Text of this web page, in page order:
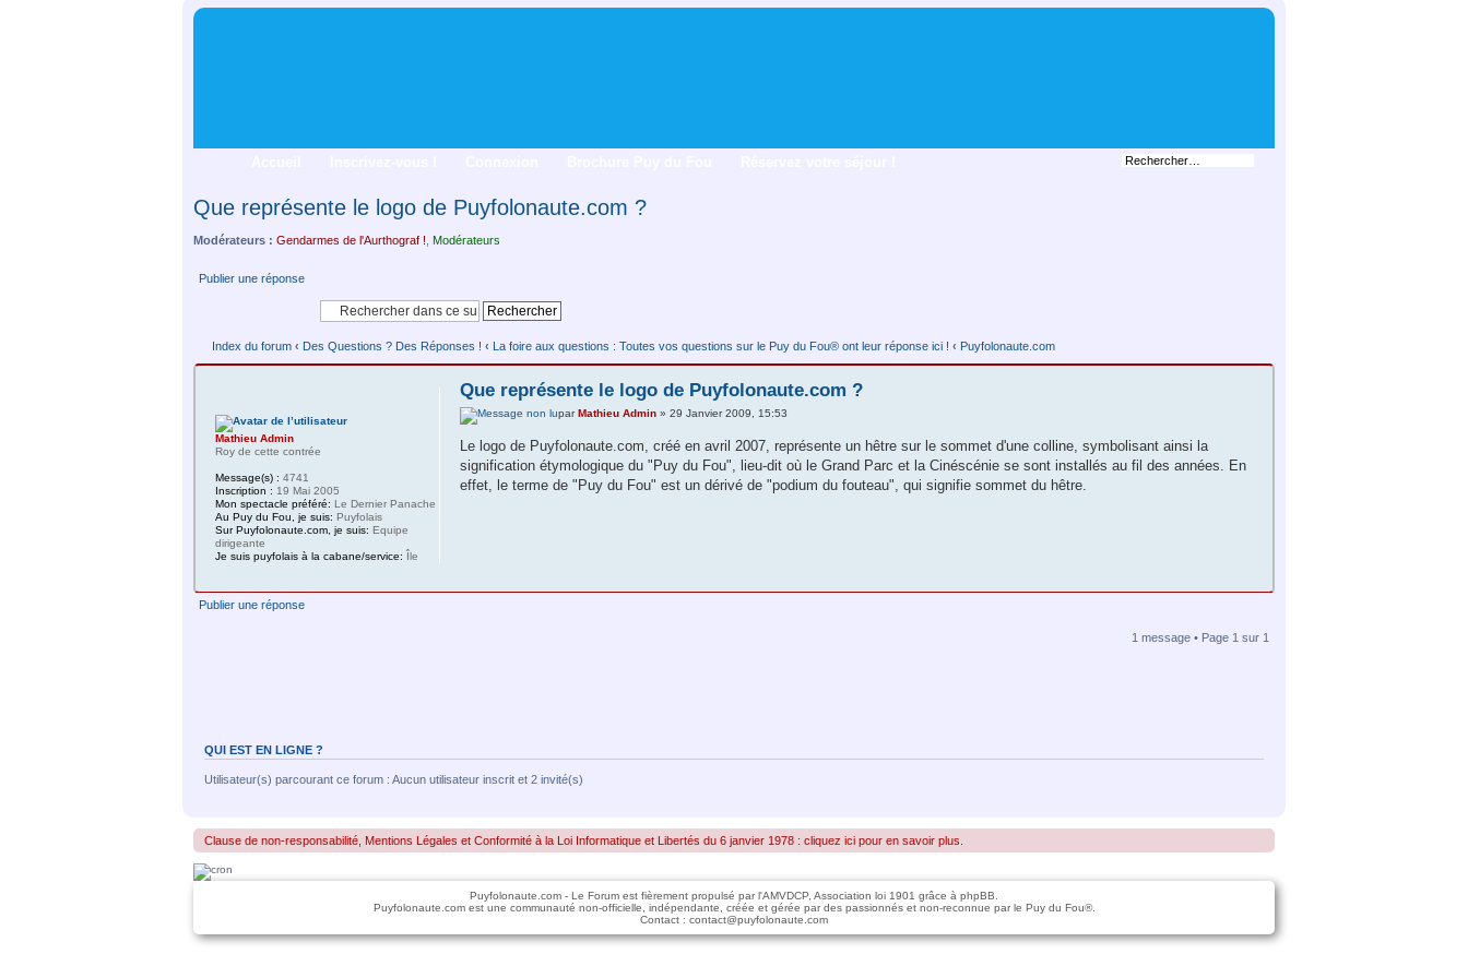
Que représente le logo de Puyfolonaute.com ?
Modérateurs : Gendarmes de l'Aurthograf ! Modérateurs
Publier une réponse
Index du forum ‹ Des Questions ? Des Réponses ! ‹ La foire aux questions : Toutes vos questions sur le Puy du Fou® ont leur réponse ici ! ‹ Puyfolonaute.com
Que représente le logo de Puyfolonaute.com ?
par Mathieu Admin» 29 Janvier 2009, 15:53
Le logo de Puyfolonaute.com, créé en avril 2007, représente un hêtre sur le sommet d'une colline, symbolisant ainsi la
signification étymologique du "Puy du Fou", lieu-dit où le Grand Parc et la Cinéscénie se sont installés au fil des années. En
effet, le terme de "Puy du Fou" est un dérivé de "podium du fouteau", qui signifie sommet du hêtre.
Mathieu Admin
Roy de cette contrée
Message(s) : 4741
Inscription : 19 Mai 2005
Mon spectacle préféré: Le Dernier Panache
Au Puy du Fou, je suis: Puyfolais
Sur Puyfolonaute.com, je suis: Equipe
dirigeante
Je suis puyfolais à la cabane/service: Île
Publier une réponse
1 message • Page 1 sur 1
QUI EST EN LIGNE ?
Utilisateur(s) parcourant ce forum : Aucun utilisateur inscrit et 2 invité(s)
Clause de non-responsabilité, Mentions Légales et Conformité à la Loi Informatique et Libertés du 6 janvier 1978 : cliquez ici pour en savoir plus.
Puyfolonaute.com - Le Forum est fièrement propulsé par l'AMVDCP, Association loi 1901 grâce à phpBB.
Puyfolonaute.com est une communauté non-officielle, indépendante, créée et gérée par des passionnés et non-reconnue par le Puy du Fou®.
Contact : contact@puyfolonaute.com